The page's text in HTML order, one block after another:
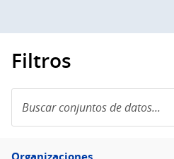
Filtros
conjuntos
de
Filtro